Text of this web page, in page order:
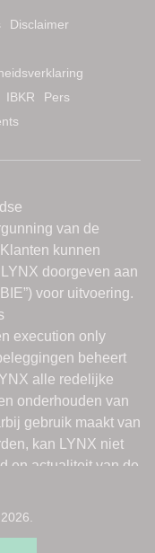
Disclaimer
IBKR
Pers